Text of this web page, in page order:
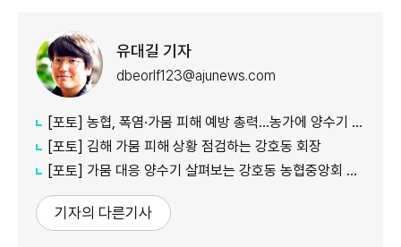
유대길 기자
dbeorlf123@ajunews.com
[포토] 농협, 폭염·가뭄 피해 예방 총력…농가에 양수기 지원
[포토] 김해 가뭄 피해 상황 점검하는 강호동 회장
[포토] 가뭄 대응 양수기 살펴보는 강호동 농협중앙회 회장
기자의 다른기사